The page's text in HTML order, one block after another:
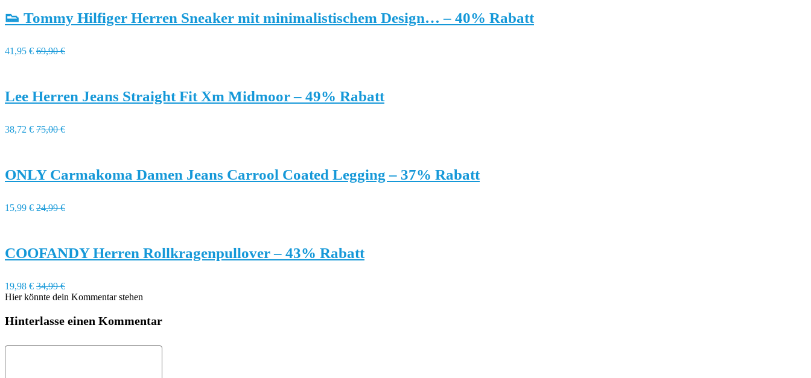
👟 Tommy Hilfiger Herren Sneaker mit minimalistischem Design… – 40% Rabatt
41,95 € 69,90 €
Lee Herren Jeans Straight Fit Xm Midmoor – 49% Rabatt
38,72 € 75,00 €
ONLY Carmakoma Damen Jeans Carrool Coated Legging – 37% Rabatt
15,99 € 24,99 €
COOFANDY Herren Rollkragenpullover – 43% Rabatt
19,98 € 34,99 €
Hier könnte dein Kommentar stehen
Hinterlasse einen Kommentar